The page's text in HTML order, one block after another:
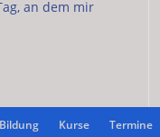
an dem mir
Bildung Kurse Termine